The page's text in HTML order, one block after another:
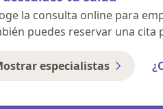
la consulta online para
puedes reservar una cita
especialistas